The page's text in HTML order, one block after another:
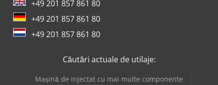
+49 201 857 861 80
+49 201 857 861 80
+49 201 857 861 80
Căutări actuale de utilaje:
Mașină de injectat cu mai multe componente